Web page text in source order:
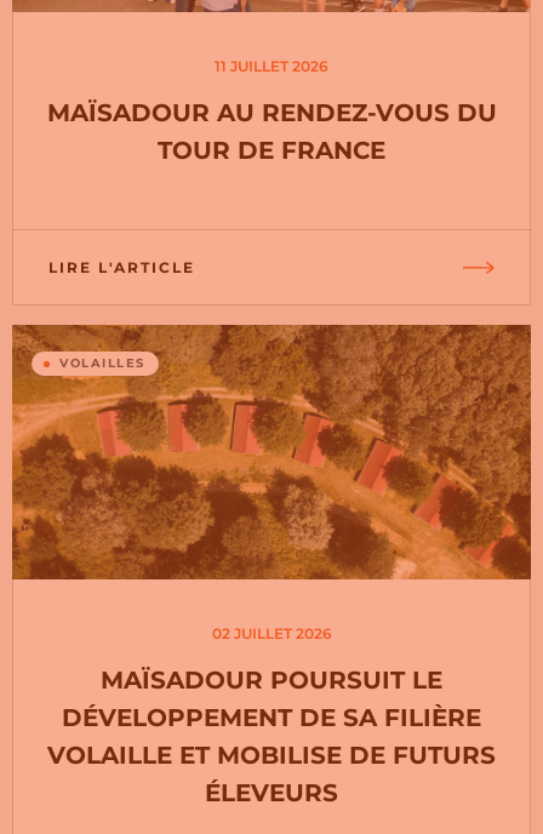
11 JUILLET 2026
MAÏSADOUR AU RENDEZ-VOUS DU
TOUR DE FRANCE
LIRE L'ARTICLE
VOLAILLES
02 JUILLET 2026
MAÏSADOUR POURSUIT LE
DÉVELOPPEMENT DE SA FILIÈRE
VOLAILLE ET MOBILISE DE FUTURS
ÉLEVEURS